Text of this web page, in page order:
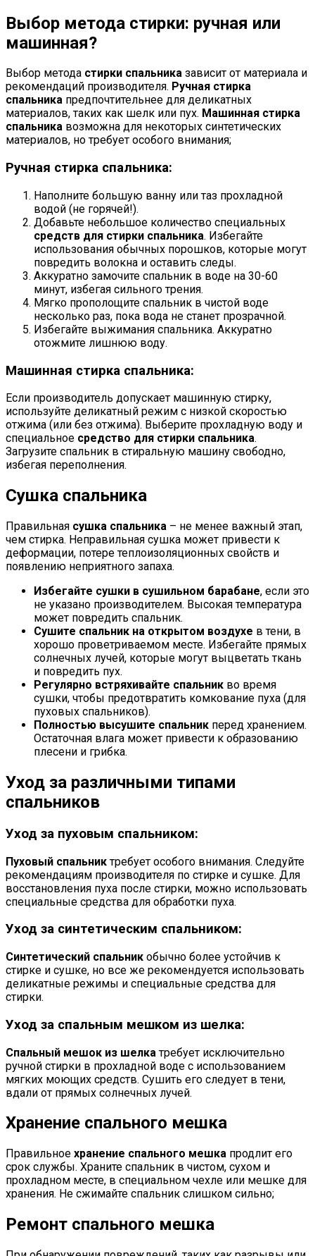
Выбор метода стирки: ручная или
машинная?
Выбор метода стирки спальника зависит от материала и
рекомендаций производителя. Ручная стирка
спальника предпочтительнее для деликатных
материалов, таких как шелк или пух. Машинная стирка
спальника возможна для некоторых синтетических
материалов, но требует особого внимания;
Ручная стирка спальника:
Наполните большую ванну или таз прохладной
водой (не горячей!).
Добавьте небольшое количество специальных
средств для стирки спальника. Избегайте
использования обычных порошков, которые могут
повредить волокна и оставить следы.
Аккуратно замочите спальник в воде на 30-60
минут, избегая сильного трения.
Мягко прополощите спальник в чистой воде
несколько раз, пока вода не станет прозрачной.
Избегайте выжимания спальника. Аккуратно
отожмите лишнюю воду.
Машинная стирка спальника:
Если производитель допускает машинную стирку,
используйте деликатный режим с низкой скоростью
отжима (или без отжима). Выберите прохладную воду и
специальное средство для стирки спальника.
Загрузите спальник в стиральную машину свободно,
избегая переполнения.
Сушка спальника
Правильная сушка спальника – не менее важный этап,
чем стирка. Неправильная сушка может привести к
деформации, потере теплоизоляционных свойств и
появлению неприятного запаха.
Избегайте сушки в сушильном барабане, если это
не указано производителем. Высокая температура
может повредить спальник.
Сушите спальник на открытом воздухе в тени, в
хорошо проветриваемом месте. Избегайте прямых
солнечных лучей, которые могут выцветать ткань
и повредить пух.
Регулярно встряхивайте спальник во время
сушки, чтобы предотвратить комкование пуха (для
пуховых спальников).
Полностью высушите спальник перед хранением.
Остаточная влага может привести к образованию
плесени и грибка.
Уход за различными типами
спальников
Уход за пуховым спальником:
Пуховый спальниктребует особого внимания. Следуйте
рекомендациям производителя по стирке и сушке. Для
восстановления пуха после стирки, можно использовать
специальные средства для обработки пуха.
Уход за синтетическим спальником:
Синтетический спальник обычно более устойчив к
стирке и сушке, но все же рекомендуется использовать
деликатные режимы и специальные средства для
стирки.
Уход за спальным мешком из шелка:
Спальный мешок из шелка требует исключительно
ручной стирки в прохладной воде с использованием
мягких моющих средств. Сушить его следует в тени,
вдали от прямых солнечных лучей.
Хранение спального мешка
Правильное хранение спального мешка продлит его
срок службы. Храните спальник в чистом, сухом и
прохладном месте, в специальном чехле или мешке для
хранения. Не сжимайте спальник слишком сильно;
Ремонт спального мешка